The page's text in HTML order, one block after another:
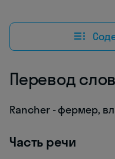
Перевод
Rancher - фермер,
Часть речи